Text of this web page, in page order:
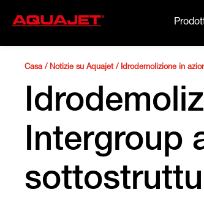
Casa/ Notizie su Aquajet/ Idrodemolizione in
Intergroup